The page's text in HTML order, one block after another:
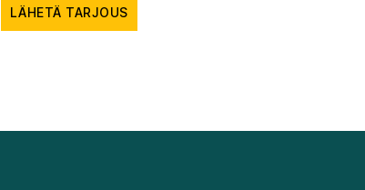
LÄHETÄ TARJOUS